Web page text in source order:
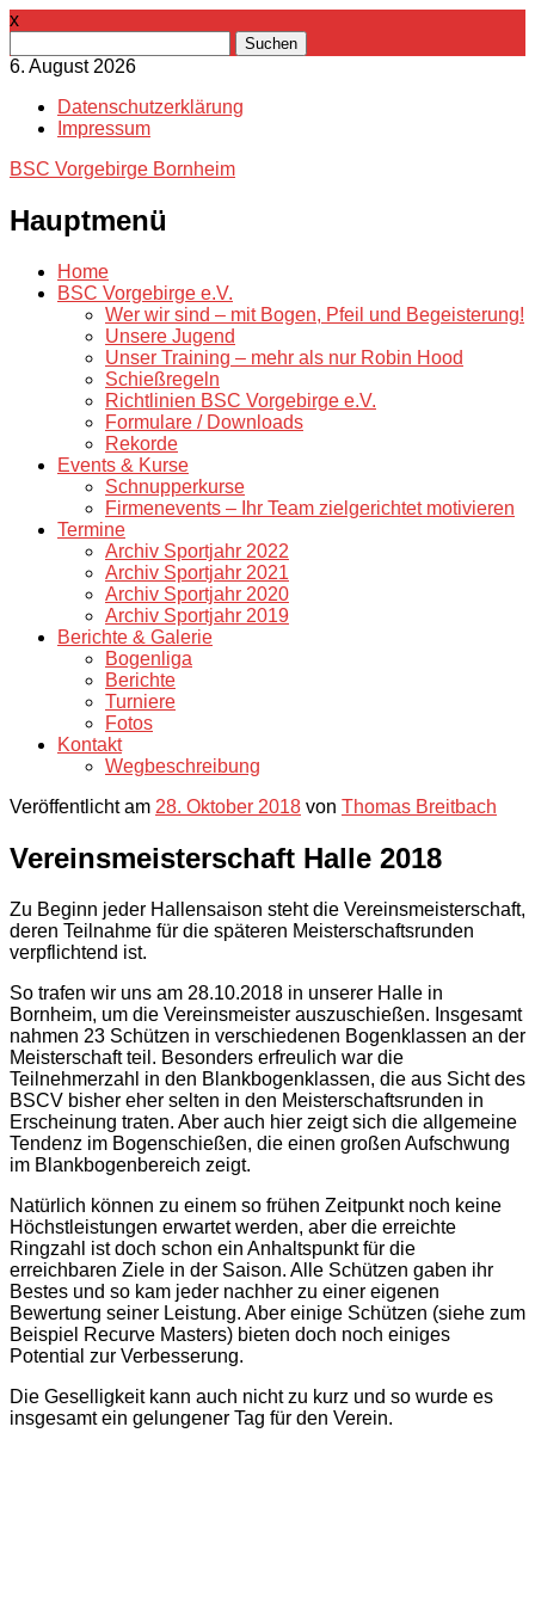
x
nach:
6. August 2026
Datenschutzerklärung
Impressum
BSC Vorgebirge Bornheim
Hauptmenü
Zum
Inhalt
Home
BSC Vorgebirge e.V.
Wer wir sind – mit Bogen, Pfeil und Begeisterung!
Unsere Jugend
Unser Training – mehr als nur Robin Hood
Schießregeln
Richtlinien BSC Vorgebirge e.V.
Formulare / Downloads
Rekorde
Events & Kurse
Schnupperkurse
Firmenevents – Ihr Team zielgerichtet motivieren
Termine
Archiv Sportjahr 2022
Archiv Sportjahr 2021
Archiv Sportjahr 2020
Archiv Sportjahr 2019
Berichte & Galerie
Bogenliga
Berichte
Turniere
Fotos
Kontakt
Wegbeschreibung
Veröffentlicht am 28. Oktober 2018 von Thomas Breitbach
Vereinsmeisterschaft Halle 2018
Zu Beginn jeder Hallensaison steht die Vereinsmeisterschaft,
deren Teilnahme für die späteren Meisterschaftsrunden
verpflichtend ist.
So trafen wir uns am 28.10.2018 in unserer Halle in
Bornheim, um die Vereinsmeister auszuschießen. Insgesamt
nahmen 23 Schützen in verschiedenen Bogenklassen an der
Meisterschaft teil. Besonders erfreulich war die
Teilnehmerzahl in den Blankbogenklassen, die aus Sicht des
BSCV bisher eher selten in den Meisterschaftsrunden in
Erscheinung traten. Aber auch hier zeigt sich die allgemeine
Tendenz im Bogenschießen, die einen großen Aufschwung
im Blankbogenbereich zeigt.
Natürlich können zu einem so frühen Zeitpunkt noch keine
Höchstleistungen erwartet werden, aber die erreichte
Ringzahl ist doch schon ein Anhaltspunkt für die
erreichbaren Ziele in der Saison. Alle Schützen gaben ihr
Bestes und so kam jeder nachher zu einer eigenen
Bewertung seiner Leistung. Aber einige Schützen (siehe zum
Beispiel Recurve Masters) bieten doch noch einiges
Potential zur Verbesserung.
Die Geselligkeit kann auch nicht zu kurz und so wurde es
insgesamt ein gelungener Tag für den Verein.